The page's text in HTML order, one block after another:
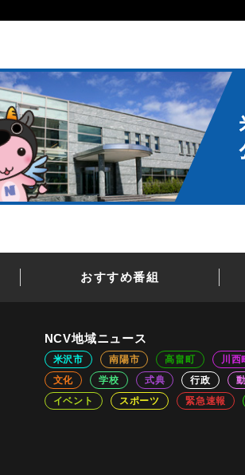
おすすめ番組
NCV地域ニュース
米沢市 南陽市 高畠町 川西
文化
学校 式典 行政
イベント
スポーツ 緊急速報